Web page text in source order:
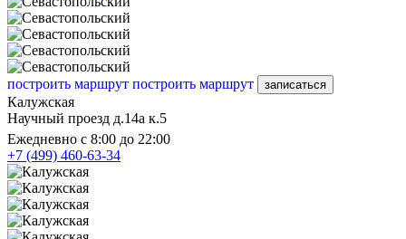
построить маршрут построить маршрут записаться
Калужская
Научный проезд д.14а к.5
Ежедневно с 8:00 до 22:00
+7 (499) 460-63-34